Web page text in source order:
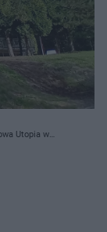
Utopia w